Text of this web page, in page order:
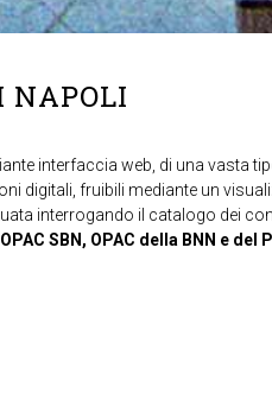
NAPOLI
interfaccia web, di una vasta
digitali, fruibili mediante un
interrogando il catalogo dei
OPAC SBN, OPAC della BNN e del